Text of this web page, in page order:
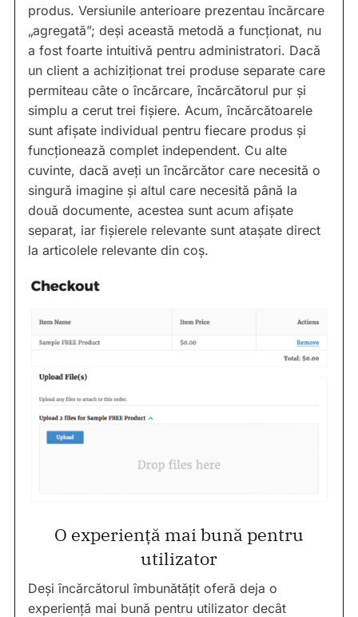
produs. Versiunile anterioare prezentau încărcare
„agregată”; deși această metodă a funcționat, nu
a fost foarte intuitivă pentru administratori. Dacă
un client a achiziționat trei produse separate care
permiteau câte o încărcare, încărcătorul pur și
simplu a cerut trei fișiere. Acum, încărcătoarele
sunt afișate individual pentru fiecare produs și
funcționează complet independent. Cu alte
cuvinte, dacă aveți un încărcător care necesită o
singură imagine și altul care necesită până la
două documente, acestea sunt acum afișate
separat, iar fișierele relevante sunt atașate direct
la articolele relevante din coș.
O experiență mai bună pentru
utilizator
Deși încărcătorul îmbunătățit oferă deja o
experiență mai bună pentru utilizator decât